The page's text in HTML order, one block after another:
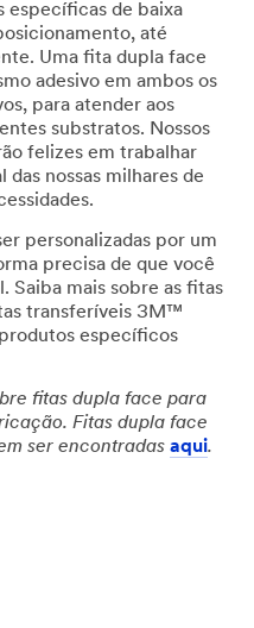
específicas de baixa
até
Uma fita dupla face
adesivo em ambos os
para atender aos
substratos. Nossos
felizes em trabalhar
nossas milhares de
personalizadas por um
precisa de que você
Saiba mais sobre as fitas
transferíveis 3M™
específicos
fitas dupla face para
Fitas dupla face
ser encontradas aqui.